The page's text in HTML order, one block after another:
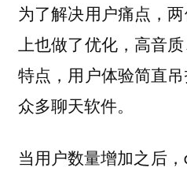
为了解决用户痛点，
上也做了优化，高音
特点，用户体验简直
众多聊天软件。
当用户数量增加之后